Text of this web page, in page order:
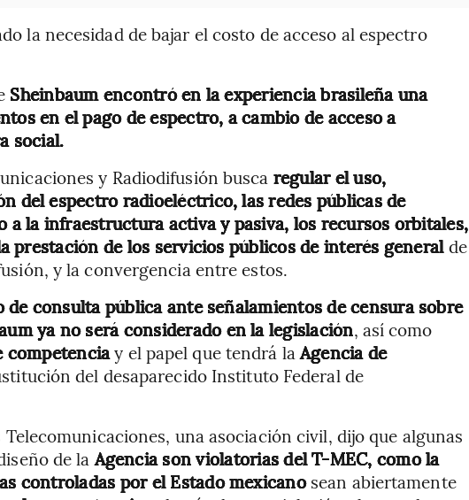
la necesidad de bajar el costo de acceso al espectro
Sheinbaum encontró en la experiencia brasileña una
en el pago de espectro, a cambio de acceso a
social.
y Radiodifusión busca regular el uso,
del espectro radioeléctrico, las redes públicas de
a la infraestructura activa y pasiva, los recursos orbitales,
prestación de los servicios públicos de interés generalde
y la convergencia entre estos.
consulta pública ante señalamientos de censura sobre
ya no será considerado en la legislación, así como
competenciay el papel que tendrá laAgencia de
del desaparecido Instituto Federal de
una asociación civil, dijo que algunas
de laAgencia son violatorias del T-MEC, como la
controladas por el Estado mexicanosean abiertamente